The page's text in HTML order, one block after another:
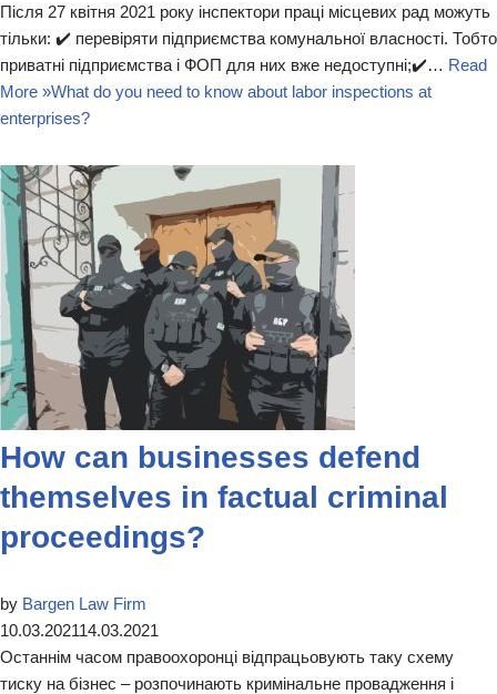
Після 27 квітня 2021 року інспектори праці місцевих рад можуть
тільки: ✔️ перевіряти підприємства комунальної власності. Тобто
приватні підприємства і ФОП для них вже недоступні;✔️… Read
More »What do you need to know about labor inspections at
enterprises?
How can businesses defend
themselves in factual criminal
proceedings?
by Bargen Law Firm
10.03.202114.03.2021
Останнім часом правоохоронці відпрацьовують таку схему
тиску на бізнес – розпочинають кримінальне провадження і